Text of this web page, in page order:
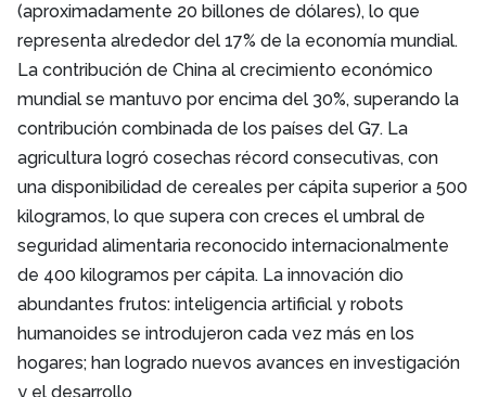
(aproximadamente 20 billones de dólares), lo que
representa alrededor del 17% de la economía mundial.
La contribución de China al crecimiento económico
mundial se mantuvo por encima del 30%, superando la
contribución combinada de los países del G7. La
agricultura logró cosechas récord consecutivas, con
una disponibilidad de cereales per cápita superior a 500
kilogramos, lo que supera con creces el umbral de
seguridad alimentaria reconocido internacionalmente
de 400 kilogramos per cápita. La innovación dio
abundantes frutos: inteligencia artificial y robots
humanoides se introdujeron cada vez más en los
hogares; han logrado nuevos avances en investigación
y el desarrollo